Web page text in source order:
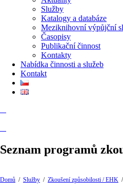
Služby
Katalogy a databáze
Meziknihovní výpůjční
Časopisy
Publikační činnost
Kontakty
Nabídka činnosti a služeb
Kontakt
Seznam programů
Domů / Služby / Zkoušení způsobilosti / EHK /